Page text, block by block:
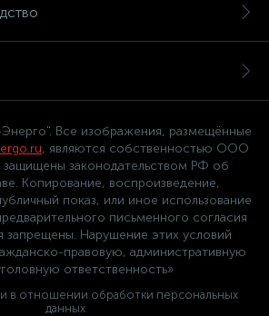
Все изображения, размещённые
, являются собственностью ООО
законодательством РФ об
Копирование, воспроизведение,
показ, или иное использование
письменного согласия
запрещены. Нарушение этих условий
правовую, административную
ответственность»
в отношении обработки персональных
данных